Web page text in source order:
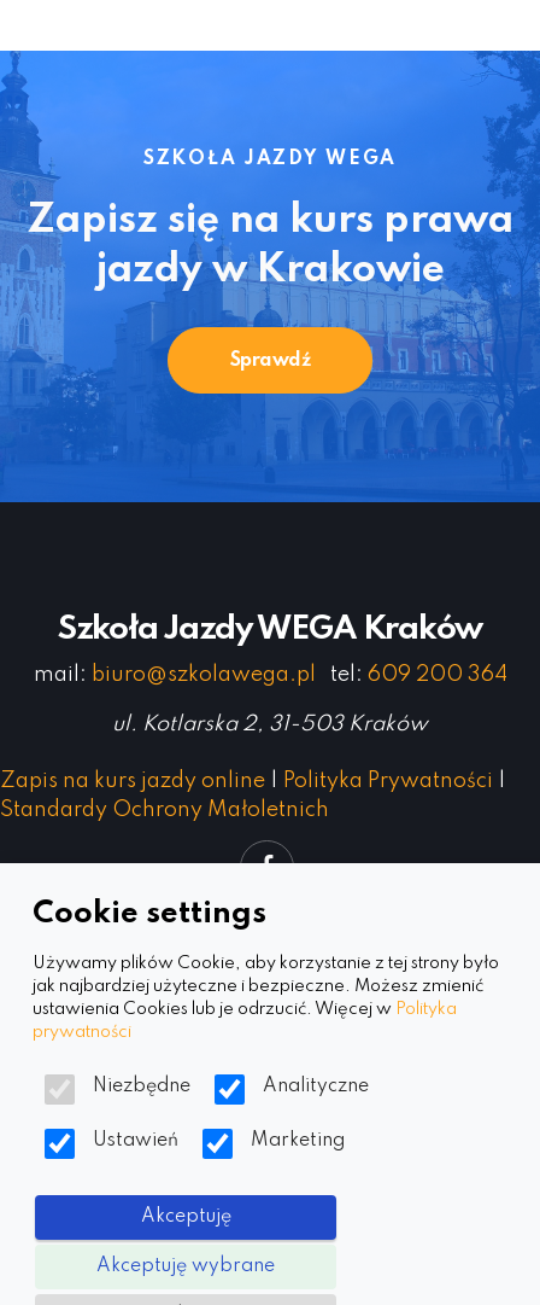
SZKOŁA JAZDY WEGA
Zapisz się na kurs prawa
jazdy w Krakowie
Sprawdź
Szkoła Jazdy WEGA Kraków
mail: biuro@szkolawega.pl tel: 609 200 364
ul. Kotlarska 2, 31-503 Kraków
Zapis na kurs jazdy online Polityka Prywatności
Standardy Ochrony Małoletnich
©Copyright Szkoła WEGA 2026.
Rights Reserved.
Realizacja:
Agencja SEMLife.
Pozycjonowanie Kraków
Cookie settings
Używamy plików Cookie, aby korzystanie z tej strony było
jak najbardziej użyteczne i bezpieczne. Możesz zmienić
ustawienia Cookies lub je odrzucić. Więcej w Polityka
prywatności
Niezbędne Analityczne
Ustawień Marketing
Akceptuję
Akceptuję wybrane